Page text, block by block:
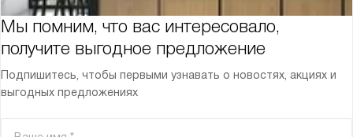
Мы помним, что вас интересовало,
получите выгодное предложение
Подпишитесь, чтобы первыми узнавать о новостях, акциях и
выгодных предложениях